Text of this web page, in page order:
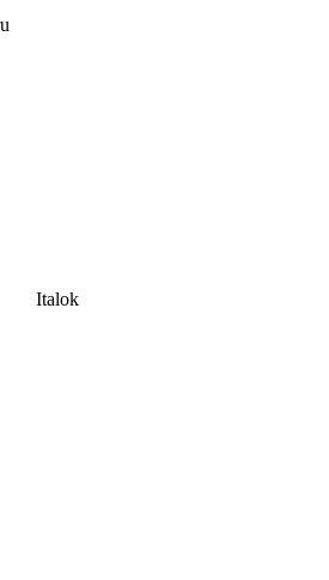
Italok